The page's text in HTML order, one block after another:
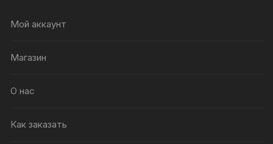
Мой аккаунт
Магазин
О нас
Как заказать